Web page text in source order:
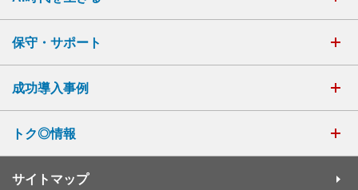
保守・サポート
成功導入事例
トク◎情報
サイトマップ